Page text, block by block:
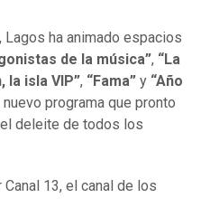
ha animado espacios
de la música”, “La
la isla VIP”, “Fama” y “Año
nuevo programa que pronto
deleite de todos los
13, el canal de los